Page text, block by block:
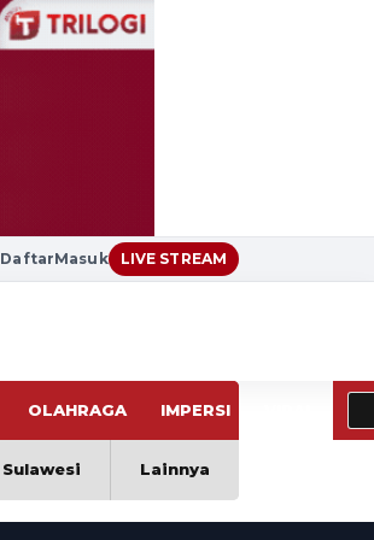
DaftarMasuk LIVE STREAM
OLAHRAGA IMPERSI
Sulawesi Lainnya